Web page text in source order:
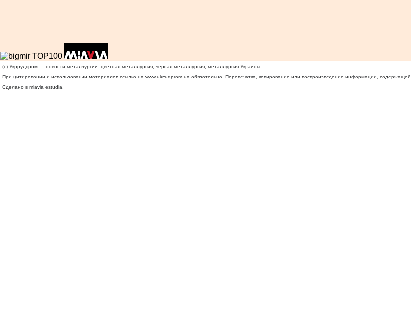
(c) Укррудпром — новости металлургии: цветная металлургия, черная металлургия, металлургия Украины
При цитировании и использовании материалов ссылка на www.ukrrudprom.ua обязательна. Перепечатка, копирование или воспроизведение информации,
Сделано в miavia estudia.